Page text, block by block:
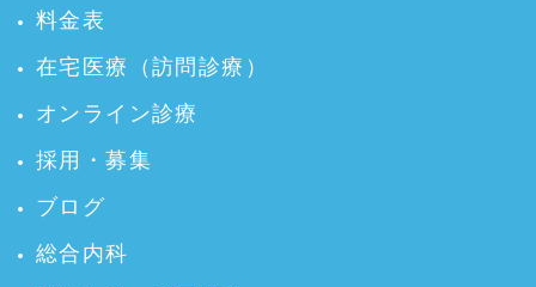
料金表
在宅医療（訪問診療）
オンライン診療
採用・募集
ブログ
総合内科